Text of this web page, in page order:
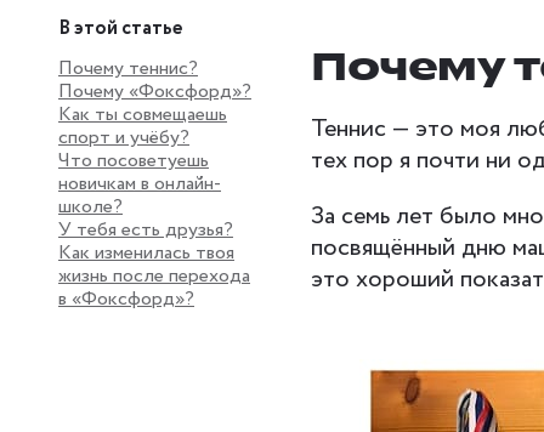
В этой статье
Почему теннис?
Почему «Фоксфорд»?
Как ты совмещаешь
спорт и учёбу?
Что посоветуешь
новичкам в онлайн-
школе?
У тебя есть друзья?
Как изменилась твоя
жизнь после перехода
в «Фоксфорд»?
Почему
Теннис — это моя
тех пор я почти ни
За семь лет было
посвящённый дню
это хороший